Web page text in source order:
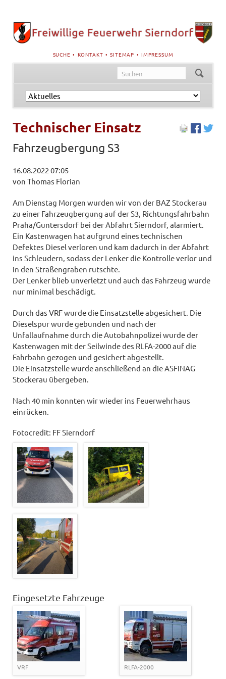
NAVIGATION
ÜBERSPRINGEN
SUCHE KONTAKT SITEMAP IMPRESSUM
Navigation
Technischer Einsatz
Fahrzeugbergung S3
16.08.2022 07:05
von Thomas Florian
Am Dienstag Morgen wurden wir von der BAZ Stockerau
zu einer Fahrzeugbergung auf der S3, Richtungsfahrbahn
Praha/Guntersdorf bei der Abfahrt Sierndorf, alarmiert.
Ein Kastenwagen hat aufgrund eines technischen
Defektes Diesel verloren und kam dadurch in der Abfahrt
ins Schleudern, sodass der Lenker die Kontrolle verlor und
in den Straßengraben rutschte.
Der Lenker blieb unverletzt und auch das Fahrzeug wurde
nur minimal beschädigt.
Durch das VRF wurde die Einsatzstelle abgesichert. Die
Dieselspur wurde gebunden und nach der
Unfallaufnahme durch die Autobahnpolizei wurde der
Kastenwagen mit der Seilwinde des RLFA-2000 auf die
Fahrbahn gezogen und gesichert abgestellt.
Die Einsatzstelle wurde anschließend an die ASFINAG
Stockerau übergeben.
Nach 40 min konnten wir wieder ins Feuerwehrhaus
einrücken.
Fotocredit: FF Sierndorf
Eingesetzte Fahrzeuge
VRF RLFA-2000